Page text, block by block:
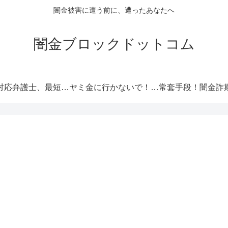
闇金被害に遭う前に、遭ったあなたへ
闇金ブロックドットコム
闇金対応弁護士、最短即日解決！ ヤミ金に行かないで！厳選オススメ消費者金融